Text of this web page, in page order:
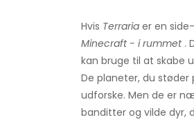
Hvis Terraria er en
Minecraft - i rummet.
kan bruge til at skabe
De planeter, du
udforske. Men de er
banditter og vilde dyr,